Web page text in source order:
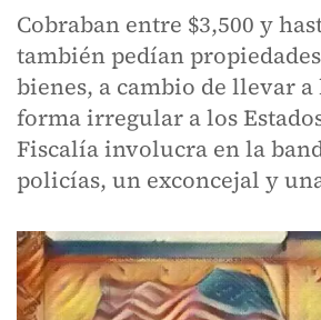
Cobraban entre $3,500 y
también pedían
bienes, a cambio de llevar
forma irregular a los
Fiscalía involucra en la
policías, un exconcejal y